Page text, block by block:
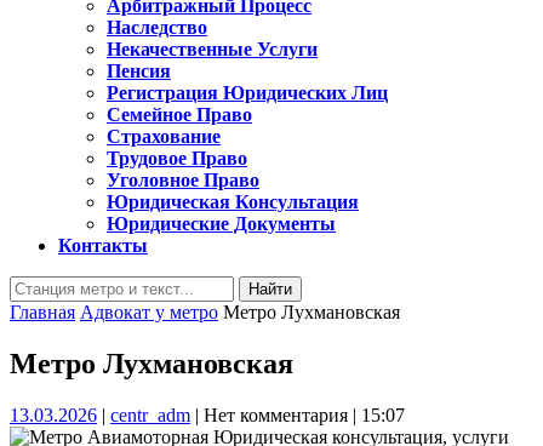
Арбитражный Процесс
Наследство
Некачественные Услуги
Пенсия
Регистрация Юридических Лиц
Семейное Право
Страхование
Трудовое Право
Уголовное Право
Юридическая Консультация
Юридические Документы
Контакты
Кнопка
Закрыть
Найти:
Главная Адвокат у метро Метро Лухмановская
Метро Лухмановская
13.03.202613.03.2026
| centr_admcentr_adm
| Нет комментария | 15:07